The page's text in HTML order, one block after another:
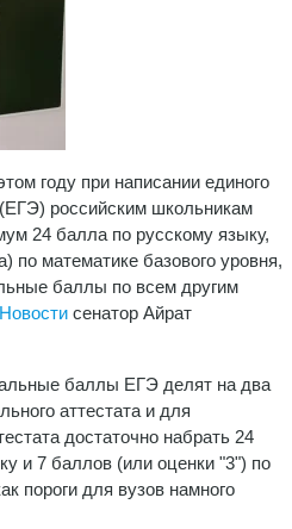
году при написании единого
(ЕГЭ) российским школьникам
24 балла по русскому языку,
по математике базового уровня,
баллы по всем другим
сенатор Айрат
баллы ЕГЭ делят на два
аттестата и для
достаточно набрать 24
и 7 баллов (или оценки "3") по
пороги для вузов намного